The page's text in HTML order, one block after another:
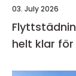
03. July 2026
Flyttstädning skövde
helt klar